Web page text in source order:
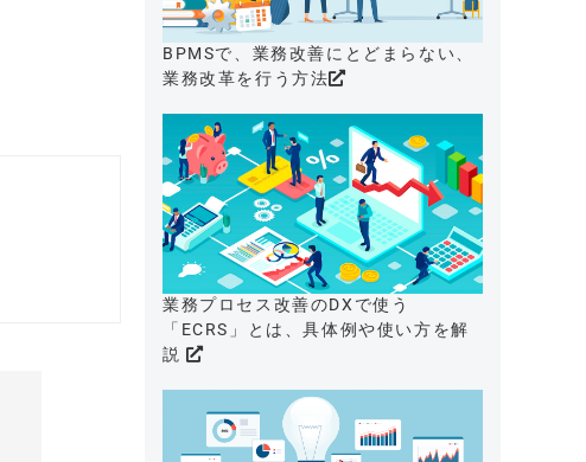
BPMSで、業務改善にとどまらない、
業務改革を行う方法
業務プロセス改善のDXで使う
「ECRS」とは、具体例や使い方を解
説